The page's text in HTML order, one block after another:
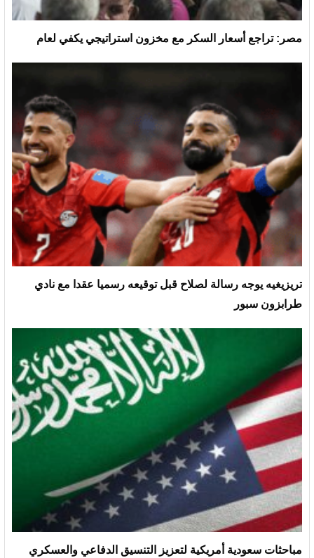
مصر: تراجع أسعار السكر مع مخزون استراتيجي يكفي لعام
تريزيغيه يوجه رسالة لصلاح قبل توقيعه رسميا عقدا مع نادي
طرابزون سبور
مباحثات سعودية أمريكية لتعزيز التنسيق الدفاعي والعسكري